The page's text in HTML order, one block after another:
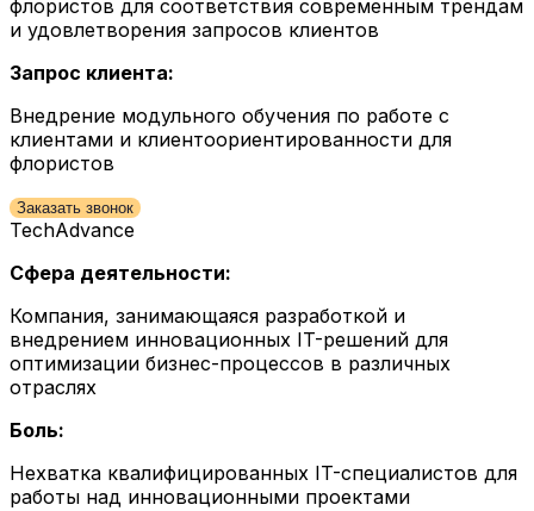
флористов для соответствия современным трендам
и удовлетворения запросов клиентов
Запрос клиента:
Внедрение модульного обучения по работе с
клиентами и клиентоориентированности для
флористов
Заказать звонок
TechAdvance
Сфера деятельности:
Компания, занимающаяся разработкой и
внедрением инновационных IT-решений для
оптимизации бизнес-процессов в различных
отраслях
Боль:
Нехватка квалифицированных IT-специалистов для
работы над инновационными проектами